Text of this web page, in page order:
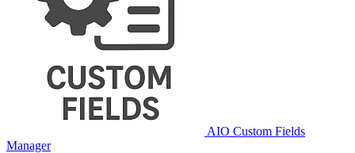
AIO Custom Fields
Manager